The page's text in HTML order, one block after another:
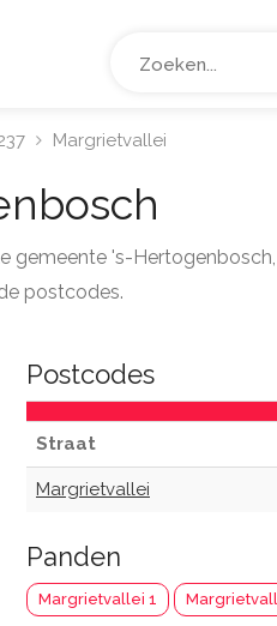
Margrietvallei
gemeente 's-
postcodes.
Postcodes
Straat
Margrietvallei
Panden
Margrietvallei 1